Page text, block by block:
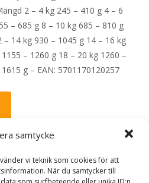
samtycke
vi teknik som cookies för att
När du samtycker till
2 – 4 kg 245 – 410 g 4 – 6
– 685 g 8 – 10 kg 685 – 810 g
– 14 kg 930 – 1045 g 14 – 16 kg
– 1260 g 18 – 20 kg 1260 –
g – EAN: 5701170120257
Etikett:Specific